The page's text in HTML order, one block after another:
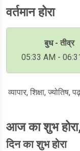
वर्तमान होरा
बुध - तीव्र
05:33 AM -
व्यापार, शिक्षा,
आज का शुभ
दिन का शुभ होरा